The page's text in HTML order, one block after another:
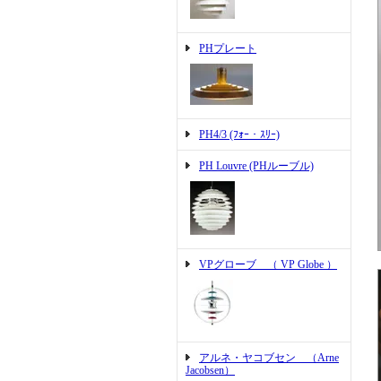
PHプレート
PH4/3 (ﾌｫｰ・ｽﾘｰ)
PH Louvre (PHルーブル)
VPグローブ （ VP Globe ）
アルネ・ヤコブセン （Arne
Jacobsen）